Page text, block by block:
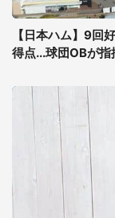
【日本ハム】9回
得点...球団OBが指